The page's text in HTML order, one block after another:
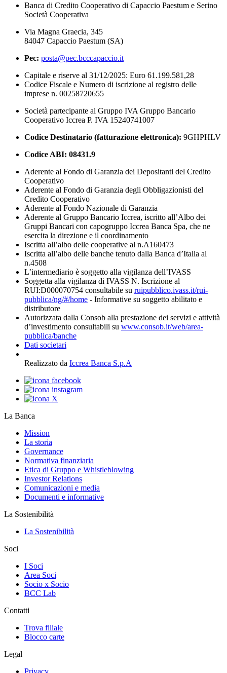
Banca di Credito Cooperativo di Capaccio Paestum e Serino
Società Cooperativa
Via Magna Graecia, 345
84047 Capaccio Paestum (SA)
Pec: posta@pec.bcccapaccio.it
Capitale e riserve al 31/12/2025: Euro 61.199.581,28
Codice Fiscale e Numero di iscrizione al registro delle
imprese n. 00258720655
Società partecipante al Gruppo IVA Gruppo Bancario
Cooperativo Iccrea P. IVA 15240741007
Codice Destinatario (fatturazione elettronica): 9GHPHLV
Codice ABI: 08431.9
Aderente al Fondo di Garanzia dei Depositanti del Credito
Cooperativo
Aderente al Fondo di Garanzia degli Obbligazionisti del
Credito Cooperativo
Aderente al Fondo Nazionale di Garanzia
Aderente al Gruppo Bancario Iccrea, iscritto all’Albo dei
Gruppi Bancari con capogruppo Iccrea Banca Spa, che ne
esercita la direzione e il coordinamento
Iscritta all’albo delle cooperative al n.A160473
Iscritta all’albo delle banche tenuto dalla Banca d’Italia al
n.4508
L’intermediario è soggetto alla vigilanza dell’IVASS
Soggetta alla vigilanza di IVASS N. Iscrizione al
RUI:D000070754 consultabile su ruipubblico.ivass.it/rui-
pubblica/ng/#/home - Informative su soggetto abilitato e
distributore
Autorizzata dalla Consob alla prestazione dei servizi e attività
d’investimento consultabili su www.consob.it/web/area-
pubblica/banche
Dati societari
Realizzato da Iccrea Banca S.p.A
La Banca
Mission
La storia
Governance
Normativa finanziaria
Etica di Gruppo e Whistleblowing
Investor Relations
Comunicazioni e media
Documenti e informative
La Sostenibilità
La Sostenibilità
Soci
I Soci
Area Soci
Socio x Socio
BCC Lab
Contatti
Trova filiale
Blocco carte
Legal
Privacy